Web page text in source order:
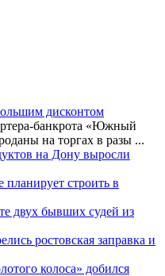
дисконтом
банкрота «Южный
на торгах в разы ...
на Дону выросли
планирует строить в
двух бывших судей из
ростовская заправка и
колоса» добился